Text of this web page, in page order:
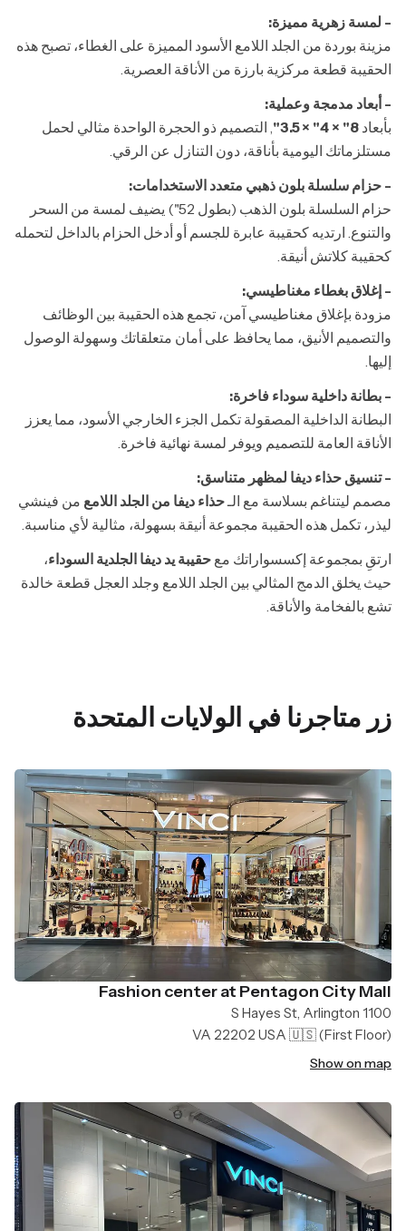
- لمسة زهرية مميزة:
مزينة بوردة من الجلد اللامع الأسود المميزة على الغطاء، تصبح هذه
الحقيبة قطعة مركزية بارزة من الأناقة العصرية.
- أبعاد مدمجة وعملية:
بأبعاد 8" × 4" × 3.5"
, التصميم ذو الحجرة الواحدة مثالي لحمل
مستلزماتك اليومية بأناقة، دون التنازل عن الرقي.
- حزام سلسلة بلون ذهبي متعدد الاستخدامات:
حزام السلسلة بلون الذهب (بطول 52") يضيف لمسة من السحر
والتنوع. ارتديه كحقيبة عابرة للجسم أو أدخل الحزام بالداخل لتحمله
كحقيبة كلاتش أنيقة.
- إغلاق بغطاء مغناطيسي:
مزودة بإغلاق مغناطيسي آمن، تجمع هذه الحقيبة بين الوظائف
والتصميم الأنيق، مما يحافظ على أمان متعلقاتك وسهولة الوصول
إليها.
- بطانة داخلية سوداء فاخرة:
البطانة الداخلية المصقولة تكمل الجزء الخارجي الأسود، مما يعزز
الأناقة العامة للتصميم ويوفر لمسة نهائية فاخرة.
- تنسيق حذاء ديفا لمظهر متناسق:
مصمم ليتناغم بسلاسة مع الـحذاء ديفا من الجلد اللامع من فينشي
ليذر، تكمل هذه الحقيبة مجموعة أنيقة بسهولة، مثالية لأي مناسبة.
ارتقِ بمجموعة إكسسواراتك مع حقيبة يد ديفا الجلدية السوداء،
حيث يخلق الدمج المثالي بين الجلد اللامع وجلد العجل قطعة خالدة
تشع بالفخامة والأناقة.
زر متاجرنا في الولايات المتحدة
Fashion center at Pentagon City Mall
1100 S Hayes St, Arlington
VA 22202 USA 🇺🇸(First Floor)
Show on map